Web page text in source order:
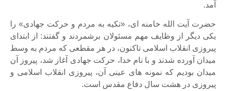
آمد.
حضرت آیت الله خامنه ای، «تکیه به مردم و حرکت جهادی» را
یکی دیگر از وظایف مهم مسئولان برشمردند و گفتند: از ابتدای
پیروزی انقلاب اسلامی تاکنون، در هر مقطعی که مردم به وسط
میدان آورده شدند و با نام خدا، حرکت جهادی آغاز شد، پیروز آن
میدان بودیم که نمونه های عینی آن، پیروزی انقلاب اسلامی و
پیروزی در هشت سال دفاع مقدس است.